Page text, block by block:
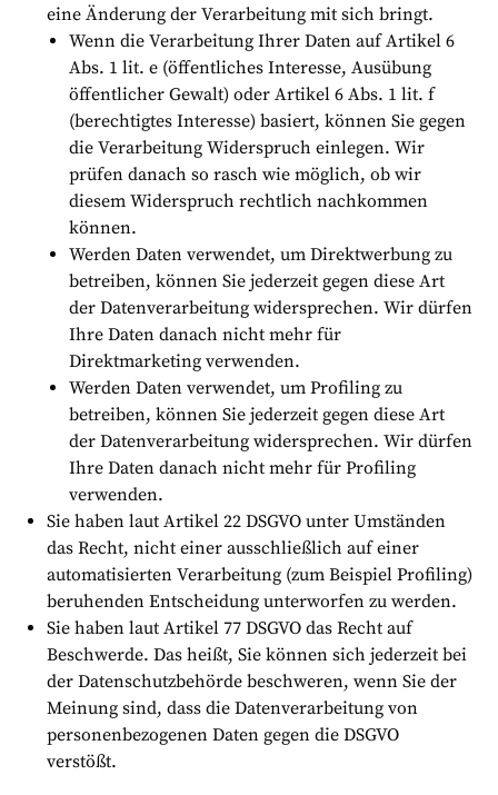
eine Änderung der Verarbeitung mit sich bringt.
Wenn die Verarbeitung Ihrer Daten auf Artikel 6
Abs. 1 lit. e (öffentliches Interesse, Ausübung
öffentlicher Gewalt) oder Artikel 6 Abs. 1 lit. f
(berechtigtes Interesse) basiert, können Sie gegen
die Verarbeitung Widerspruch einlegen. Wir
prüfen danach so rasch wie möglich, ob wir
diesem Widerspruch rechtlich nachkommen
können.
Werden Daten verwendet, um Direktwerbung zu
betreiben, können Sie jederzeit gegen diese Art
der Datenverarbeitung widersprechen. Wir dürfen
Ihre Daten danach nicht mehr für
Direktmarketing verwenden.
Werden Daten verwendet, um Profiling zu
betreiben, können Sie jederzeit gegen diese Art
der Datenverarbeitung widersprechen. Wir dürfen
Ihre Daten danach nicht mehr für Profiling
verwenden.
Sie haben laut Artikel 22 DSGVO unter Umständen
das Recht, nicht einer ausschließlich auf einer
automatisierten Verarbeitung (zum Beispiel Profiling)
beruhenden Entscheidung unterworfen zu werden.
Sie haben laut Artikel 77 DSGVO das Recht auf
Beschwerde. Das heißt, Sie können sich jederzeit bei
der Datenschutzbehörde beschweren, wenn Sie der
Meinung sind, dass die Datenverarbeitung von
personenbezogenen Daten gegen die DSGVO
verstößt.